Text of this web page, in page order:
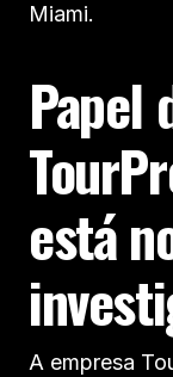
Miami.
Papel
está
A empresa